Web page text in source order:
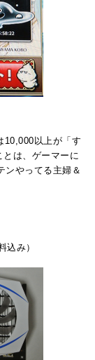
10,000以上が「す
とは、ゲーマーに
ンやってる主婦＆
み）